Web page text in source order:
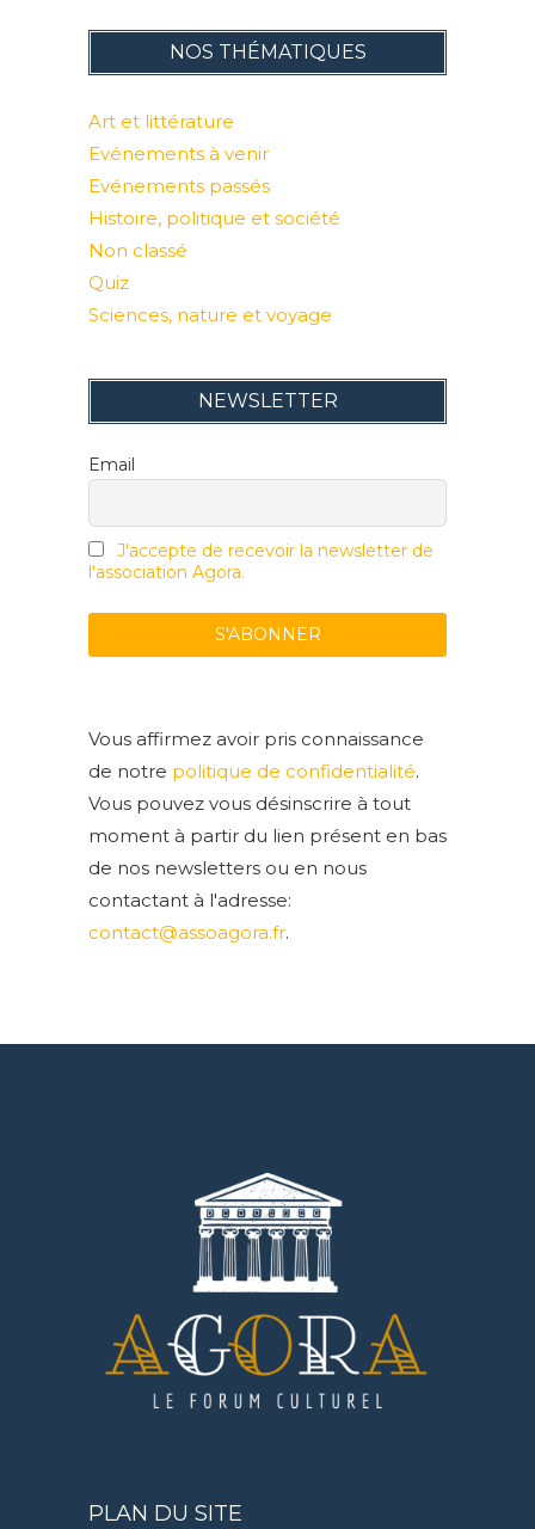
NOS THÉMATIQUES
Art et littérature
Evénements à venir
Evénements passés
Histoire, politique et société
Non classé
Quiz
Sciences, nature et voyage
NEWSLETTER
Email
J'accepte de recevoir la newsletter de
l'association Agora.
Vous affirmez avoir pris connaissance
de notre politique de confidentialité.
Vous pouvez vous désinscrire à tout
moment à partir du lien présent en bas
de nos newsletters ou en nous
contactant à l'adresse:
contact@assoagora.fr.
PLAN DU SITE